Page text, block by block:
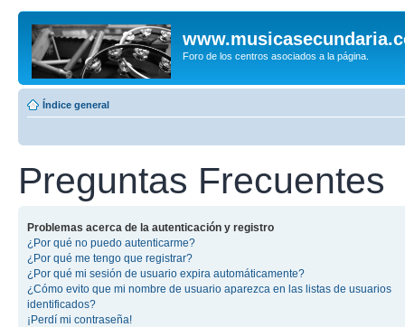
Foro de los centros asociados a la página.
Índice general
Preguntas Frecuentes
Problemas acerca de la autenticación y registro
¿Por qué no puedo autenticarme?
¿Por qué me tengo que registrar?
¿Por qué mi sesión de usuario expira automáticamente?
¿Cómo evito que mi nombre de usuario aparezca en las listas de usuarios
identificados?
¡Perdí mi contraseña!